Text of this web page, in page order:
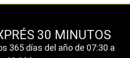
30 MINUTOS
365 días del año de 07:30 a